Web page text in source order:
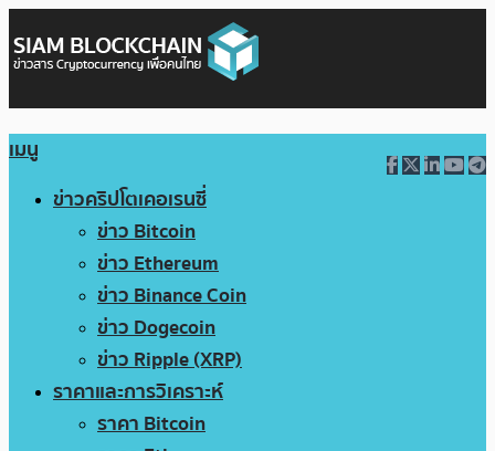
เมนู
ข่าวคริปโตเคอเรนซี่
ข่าว Bitcoin
ข่าว Ethereum
ข่าว Binance Coin
ข่าว Dogecoin
ข่าว Ripple (XRP)
ราคาและการวิเคราะห์
ราคา Bitcoin